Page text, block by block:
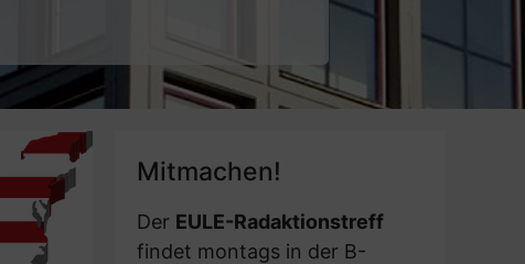
Mitmachen!
Der EULE-Radaktionstreff
findet montags in der B-